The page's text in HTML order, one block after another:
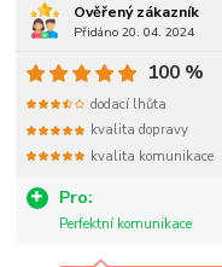
Ověřený zákazník
Přidáno 20. 04. 2024
Pro:
Perfektní komunikace
100 %
dodací lhůta
kvalita dopravy
kvalita komunikace